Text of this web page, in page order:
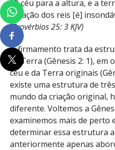
“O céu para a altura, e a
coração dos reis [é]
(Provérbios 25: 3 KJV)
O firmamento trata da
da Terra (Gênesis 2: 1), em
céu e da Terra originais
existe uma estrutura de
mundo da criação original,
diferente. Voltemos a
examinemos mais de perto
determinar essa estrutura
anteriormente apenas